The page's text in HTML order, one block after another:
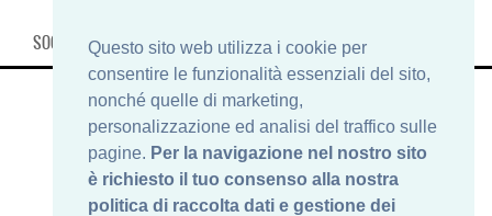
Questo sito web utilizza i cookie per
consentire le funzionalità essenziali del sito,
nonché quelle di marketing,
personalizzazione ed analisi del traffico sulle
pagine. Per la navigazione nel nostro sito
è richiesto il tuo consenso alla nostra
politica di raccolta dati e gestione dei
SOCIAL, INFO & SHOP